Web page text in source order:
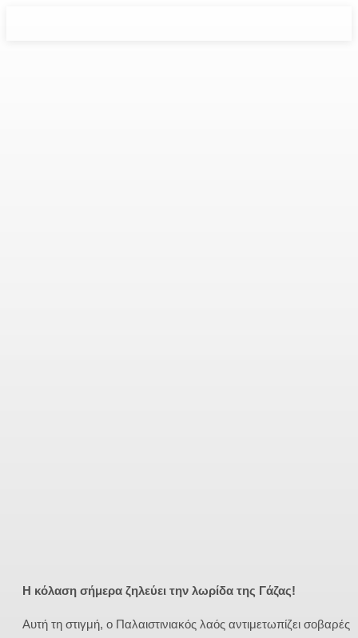
Η κόλαση σήμερα ζηλεύει την λωρίδα της Γάζας!
Αυτή τη στιγμή, ο Παλαιστινιακός λαός αντιμετωπίζει σοβαρές